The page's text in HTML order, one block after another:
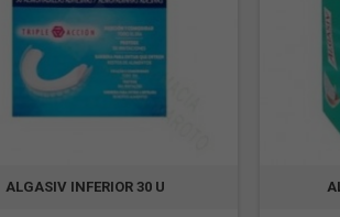
ALGASIV INFERIOR 30 U